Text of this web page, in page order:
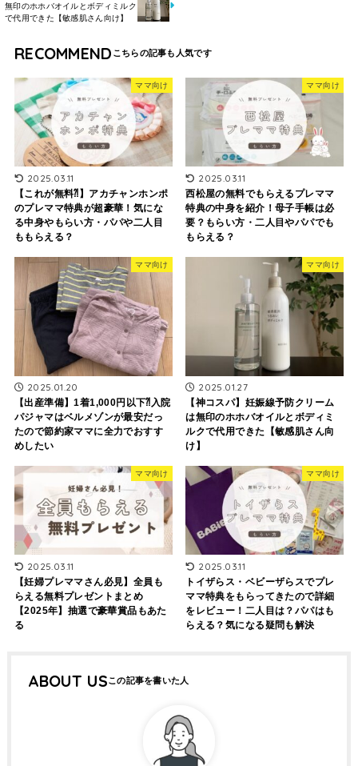
無印のホホバオイルとボディミルク
で代用できた【敏感肌さん向け】
RECOMMEND
ママ向け
2025.03.11
【これが無料⁈】アカチャンホンポ
のプレママ特典が超豪華！気にな
る中身やもらい方・パパや二人目
ももらえる？
ママ向け
2025.03.11
西松屋の無料でもらえるプレママ
特典の中身を紹介！母子手帳は必
要？もらい方・二人目やパパでも
もらえる？
ママ向け
2025.01.20
【出産準備】1着1,000円以下⁈入院
パジャマはベルメゾンが最安だっ
たので節約家ママに全力でおすす
めしたい
ママ向け
2025.01.27
【神コスパ】妊娠線予防クリーム
は無印のホホバオイルとボディミ
ルクで代用できた【敏感肌さん向
け】
ママ向け
2025.03.11
【妊婦プレママさん必見】全員も
らえる無料プレゼントまとめ
【2025年】抽選で豪華賞品もあた
る
ママ向け
2025.03.11
トイザらス・ベビーザらスでプレ
ママ特典をもらってきたので詳細
をレビュー！二人目は？パパはも
らえる？気になる疑問も解決
ABOUT US